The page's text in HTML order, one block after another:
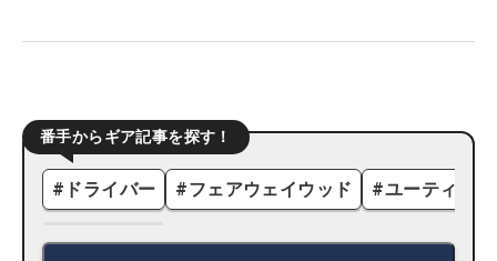
番手からギア記事を探す！
# ドライバー #フェアウェイウッド #ユーティリ